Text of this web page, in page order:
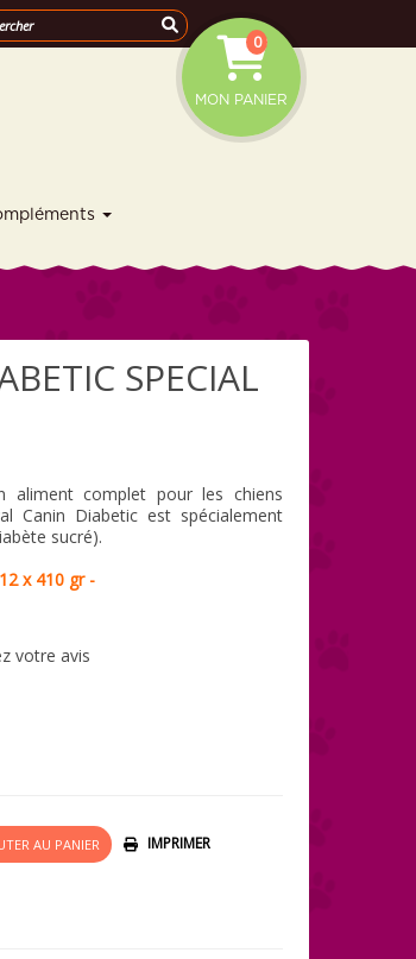
MON PANIER
0
SPECIAL
aliment complet pour les chiens
Canin Diabetic est spécialement
sucré).
x 410 gr -
votre avis
AU PANIER IMPRIMER